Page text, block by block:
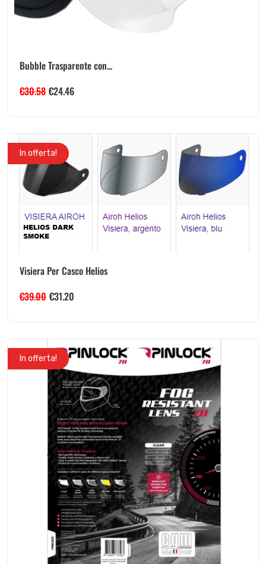
Bubble Trasparente con...
€30.58 €24.46
In offerta!
Visiera Per Casco Helios
€39.00 €31.20
In offerta!